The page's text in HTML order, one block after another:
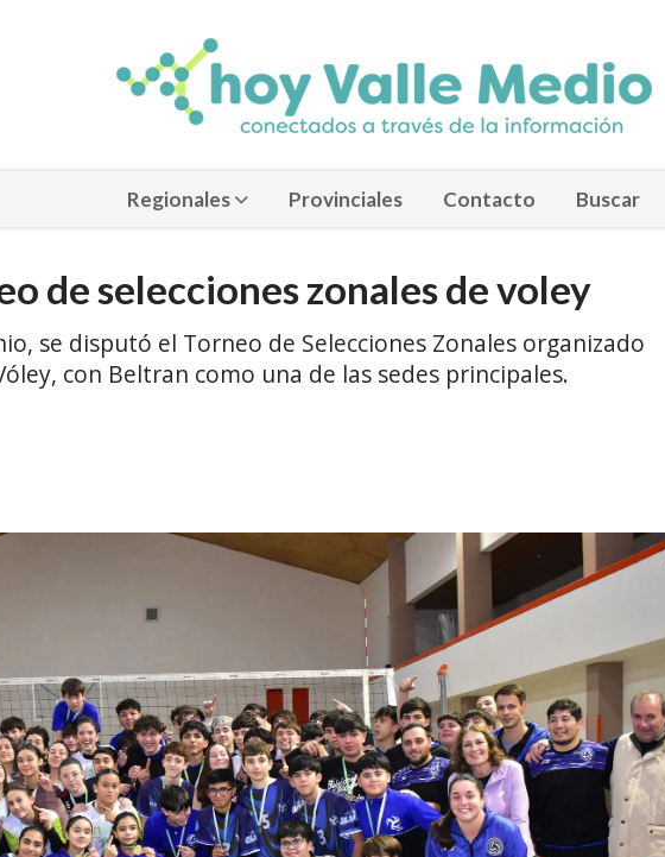
Regionales Provinciales Contacto Buscar
de selecciones zonales de voley
se disputó el Torneo de Selecciones Zonales organizado
con Beltran como una de las sedes principales.